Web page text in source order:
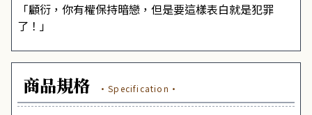
「顧衍，你有權保持暗戀，但是要這樣表白就是犯罪
了！」
商品規格 ·Specification·